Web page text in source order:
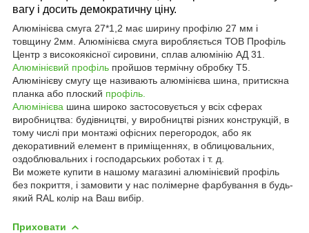
вагу і досить демократичну ціну.
Алюмінієва смуга 27*1,2 має ширину профілю 27 мм і
товщину 2мм. Алюмінієва смуга виробляється ТОВ Профіль
Центр з високоякісної сировини, сплав алюмінію АД 31.
Алюмінієвий профіль пройшов термічну обробку Т5.
Алюмінієву смугу ще називають алюмінієва шина, притискна
планка або плоский профіль.
Алюмінієва шина широко застосовується у всіх сферах
виробництва: будівництві, у виробництві різних конструкцій, в
тому числі при монтажі офісних перегородок, або як
декоративний елемент в приміщеннях, в облицювальних,
оздоблювальних і господарських роботах і т. д.
Ви можете купити в нашому магазині алюмінієвий профіль
без покриття, і замовити у нас полімерне фарбування в будь-
який RAL колір на Ваш вибір.
Приховати